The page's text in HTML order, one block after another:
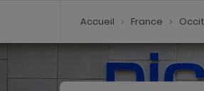
Accueil France